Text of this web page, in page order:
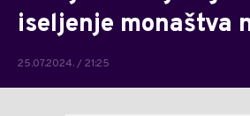
iseljenje monaštva
25.07.2024. / 21:25